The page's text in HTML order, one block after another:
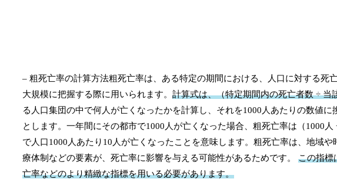
– 粗死亡率の計算方法粗死亡率は、ある特定の期間における、人口に対する死
大規模に把握する際に用いられます。 計算式は、（特定期間内の死亡者数 ÷ 当
る人口集団の中で何人が亡くなったかを計算し、それを1000人あたりの数値
とします。一年間にその都市で1000人が亡くなった場合、粗死亡率は（1000
で人口1000人あたり10人が亡くなったことを意味します。粗死亡率は、地域
療体制などの要素が、死亡率に影響を与える可能性があるためです。 この指標
亡率などのより精緻な指標を用いる必要があります。